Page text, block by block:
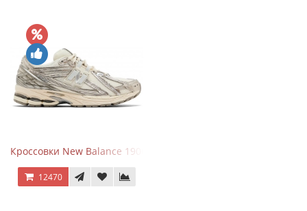
Кроссовки New Balance 1906R Arid Stone
12470